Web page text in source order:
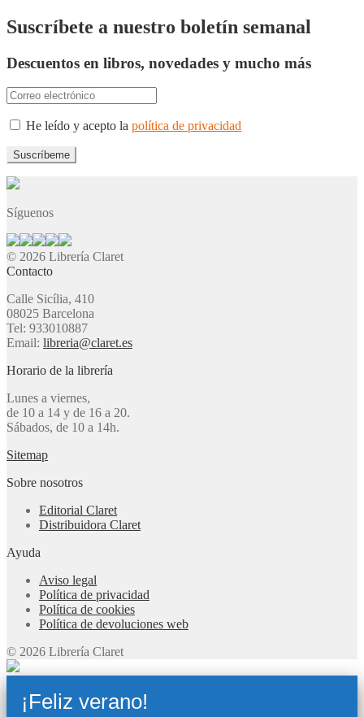
Suscríbete a nuestro boletín semanal
Descuentos en libros, novedades y mucho más
He leído y acepto la política de privacidad
Síguenos
© 2026 Librería Claret
Contacto
Calle Sicília, 410
08025 Barcelona
Tel: 933010887
Email: libreria@claret.es
Horario de la librería
Lunes a viernes,
de 10 a 14 y de 16 a 20.
Sábados, de 10 a 14h.
Sitemap
Sobre nosotros
Editorial Claret
Distribuidora Claret
Ayuda
Aviso legal
Política de privacidad
Política de cookies
Política de devoluciones web
© 2026 Librería Claret
¡Feliz verano!